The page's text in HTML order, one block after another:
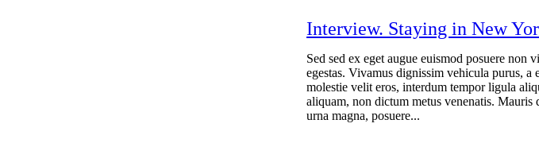
Interview. Staying in New
Sed sed ex eget augue euismod posuere non
egestas. Vivamus dignissim vehicula purus,
molestie velit eros, interdum tempor ligula
aliquam, non dictum metus venenatis.
urna magna, posuere...